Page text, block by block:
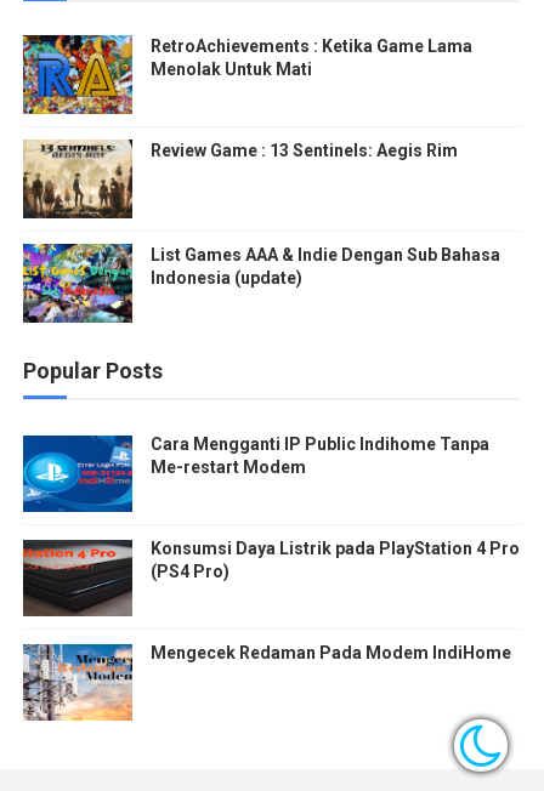
RetroAchievements : Ketika Game Lama
Menolak Untuk Mati
Review Game : 13 Sentinels: Aegis Rim
List Games AAA & Indie Dengan Sub Bahasa
Indonesia (update)
Popular Posts
Cara Mengganti IP Public Indihome Tanpa
Me-restart Modem
Konsumsi Daya Listrik pada PlayStation 4 Pro
(PS4 Pro)
Mengecek Redaman Pada Modem IndiHome